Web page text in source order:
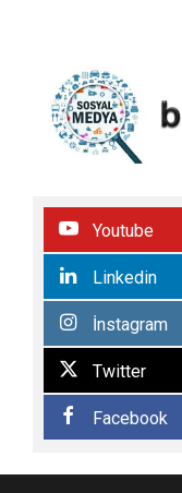
Youtube
Linkedin
İnstagram
Twitter
Facebook